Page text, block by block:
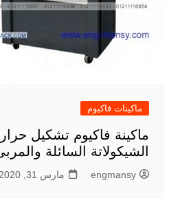
ماكينات فاكيوم
ماكينة فاكيوم تشكيل
الشيكولاتة السائلة
engmansy مارس 31, 2020